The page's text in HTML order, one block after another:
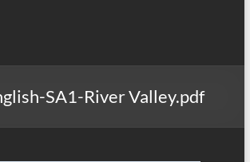
SA1-River Valley.pdf